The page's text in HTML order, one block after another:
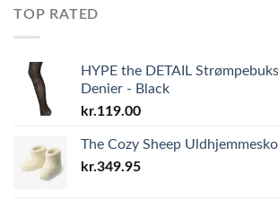
TOP RATED
HYPE the DETAIL
Denier - Black
kr.119.00
The Cozy Sheep
kr.349.95